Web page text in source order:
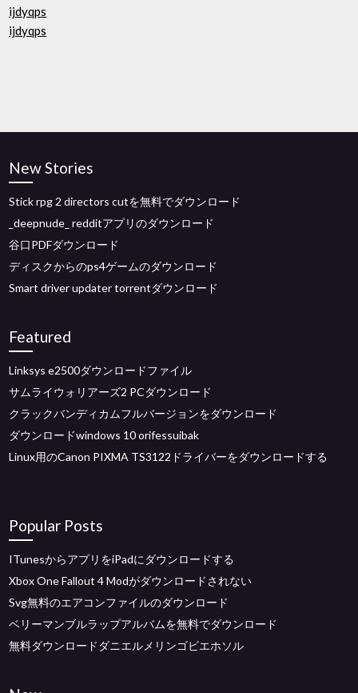
ijdyqps
ijdyqps
New Stories
Stick rpg 2 directors cutを無料でダウンロード
_deepnude_ redditアプリのダウンロード
谷口PDFダウンロード
ディスクからのps4ゲームのダウンロード
Smart driver updater torrentダウンロード
Featured
Linksys e2500ダウンロードファイル
サムライウォリアーズ2 PCダウンロード
クラックバンディカムフルバージョンをダウンロード
ダウンロードwindows 10 orifessuibak
Linux用のCanon PIXMA TS3122ドライバーをダウンロードする
Popular Posts
ITunesからアプリをiPadにダウンロードする
Xbox One Fallout 4 Modがダウンロードされない
Svg無料のエアコンファイルのダウンロード
ベリーマンブルラップアルバムを無料でダウンロード
無料ダウンロードダニエルメリンゴビエホソル